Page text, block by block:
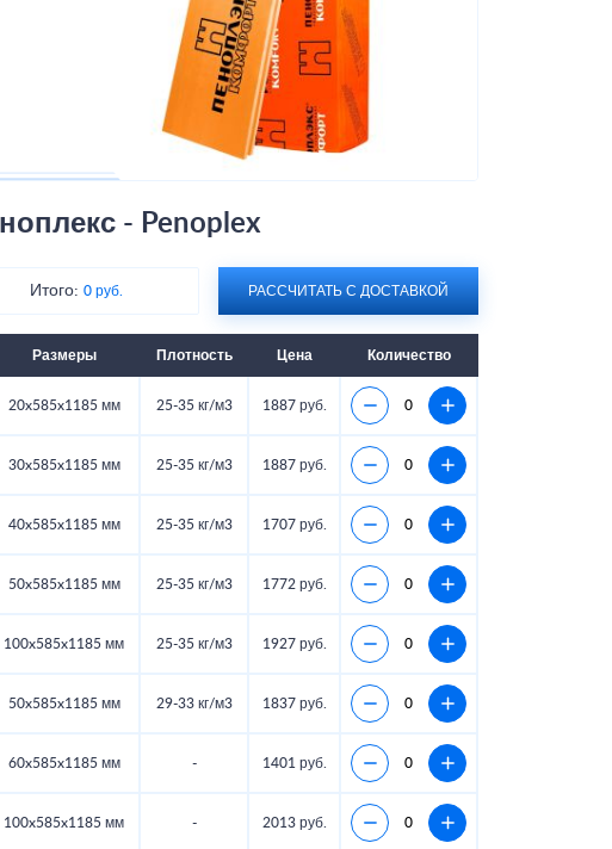
Не
- Penoplex
Итого:0 руб. РАССЧИТАТЬ С ДОСТАВКОЙ
Размеры Плотность Цена Количество
20x585x1185 мм 25-35 кг/м3 1887 руб.
30x585x1185 мм 25-35 кг/м3 1887 руб.
40x585x1185 мм 25-35 кг/м3 1707 руб.
50x585x1185 мм 25-35 кг/м3 1772 руб.
100x585x1185 мм 25-35 кг/м3 1927 руб.
50x585x1185 мм 29-33 кг/м3 1837 руб.
60x585x1185 мм - 1401 руб.
100x585x1185 мм - 2013 руб.